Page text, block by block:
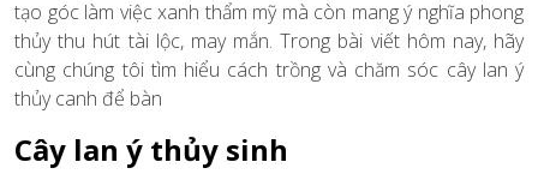
tạo góc làm việc xanh thẩm mỹ mà còn mang ý nghĩa phong
thủy thu hút tài lộc, may mắn. Trong bài viết hôm nay, hãy
cùng chúng tôi tìm hiểu cách trồng và chăm sóc cây lan ý
thủy canh để bàn
Cây lan ý thủy sinh